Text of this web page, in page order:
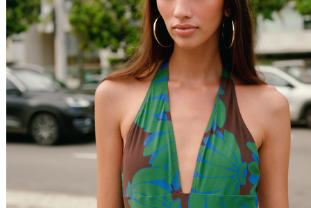
Filtrar & Ordenar